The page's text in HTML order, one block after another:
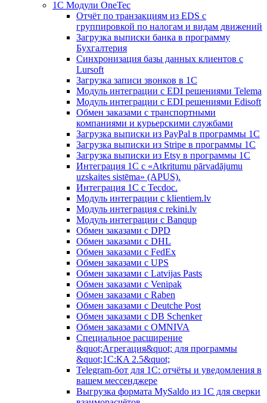
1C Модули OneTec
Отчёт по транзакциям из EDS с
группировкой по налогам и видам движений
Загрузка выписки банка в программу
Бухгалтерия
Синхронизация базы данных клиентов с
Lursoft
Загрузка записи звонков в 1С
Модуль интеграции с EDI решениями Telema
Модуль интеграции с EDI решениями Edisoft
Обмен заказами с транспортными
компаниями и курьерскими службами
Загрузка выписки из PayPal в программы 1C
Загрузка выписки из Stripe в программы 1C
Загрузка выписки из Etsy в программы 1C
Интеграция 1С с «Atkritumu pārvadājumu
uzskaites sistēma» (APUS).
Интеграция 1С с Tecdoc.
Модуль интеграции с klientiem.lv
Модуль интеграция с rekini.lv
Модуль интеграции с Banqup
Обмен заказами с DPD
Обмен заказами с DHL
Обмен заказами с FedEx
Обмен заказами с UPS
Обмен заказами с Latvijas Pasts
Обмен заказами с Venipak
Обмен заказами с Raben
Обмен заказами с Deutche Post
Обмен заказами с DB Schenker
Обмен заказами с OMNIVA
Специальное расширение
&quot;Агрегация&quot; для программы
&quot;1С:КA 2.5&quot;
Telegram-бот для 1С: отчёты и уведомления в
вашем мессенджере
Выгрузка формата MySaldo из 1C для сверки